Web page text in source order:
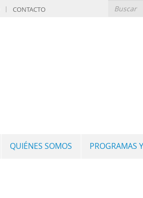
QUIÉNES SOMOS PROGRAMAS
CONTACTO